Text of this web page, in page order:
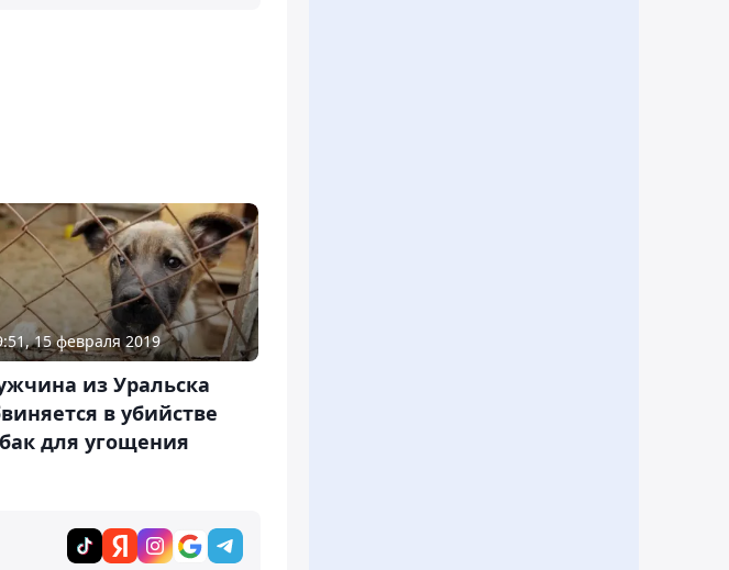
15 февраля 2019
из Уральска
в убийстве
для угощения